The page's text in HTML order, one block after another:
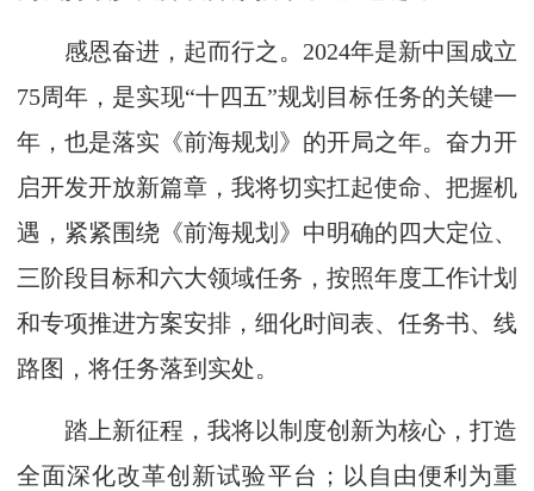
感恩奋进，起而行之。2024年是新中国成立
75周年，是实现“十四五”规划目标任务的关键一
年，也是落实《前海规划》的开局之年。奋力开
启开发开放新篇章，我将切实扛起使命、把握机
遇，紧紧围绕《前海规划》中明确的四大定位、
三阶段目标和六大领域任务，按照年度工作计划
和专项推进方案安排，细化时间表、任务书、线
路图，将任务落到实处。
踏上新征程，我将以制度创新为核心，打造
全面深化改革创新试验平台；以自由便利为重